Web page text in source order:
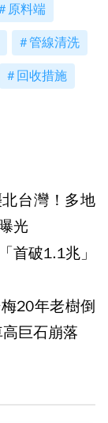
原料端
管線清洗
回收措施
台灣！多地
光
首破1.1兆」
20年老樹倒
巨石崩落